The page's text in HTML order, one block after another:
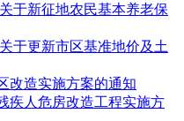
于新征地农民基本养老保
于更新市区基准地价及土
改造实施方案的通知
疾人危房改造工程实施方